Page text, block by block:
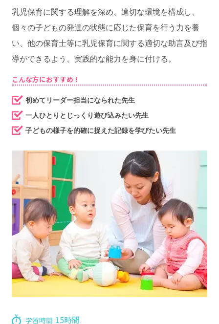
乳児保育に関する理解を深め、適切な環境を構成し、
個々の子どもの発達の状態に応じた保育を行う力を養
い、他の保育士等に乳児保育に関する適切な助言及び指
導ができるよう、実践的な能力を身に付ける。
こんな方におすすめ！
初めてリーダー担当になられた先生
一人ひとりとじっくり遊び込みたい先生
子どもの様子を的確に捉えた記録を学びたい先生
学習時間 15時間